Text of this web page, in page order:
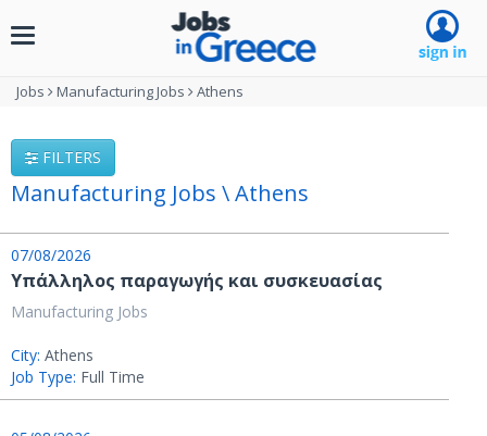
Toggle
Jobs Manufacturing Jobs Athens
FILTERS
Manufacturing Jobs \ Athens
07/08/2026
Υπάλληλος παραγωγής και συσκευασίας
Manufacturing Jobs
City: Athens
Job Type: Full Time